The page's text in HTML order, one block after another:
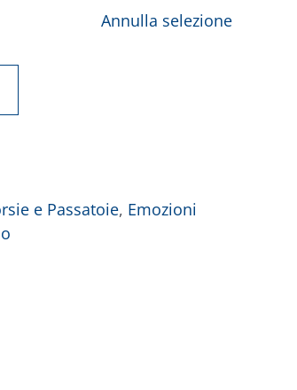
Annulla selezione
e Passatoie, Emozioni